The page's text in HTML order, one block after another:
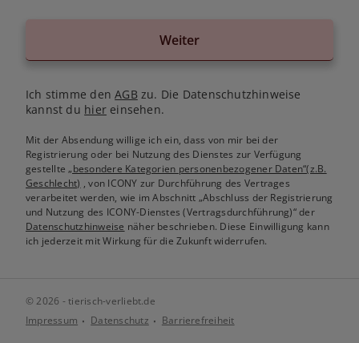
Weiter
Ich stimme denAGB zu. Die Datenschutzhinweise
kannst du hiereinsehen.
Mit der Absendung willige ich ein, dass von mir bei der
Registrierung oder bei Nutzung des Dienstes zur Verfügung
gestellte„besondere Kategorien personenbezogener Daten“(z.B.
Geschlecht) , von ICONY zur Durchführung des Vertrages
verarbeitet werden, wie im Abschnitt „Abschluss der Registrierung
und Nutzung des ICONY-Dienstes (Vertragsdurchführung)“ der
Datenschutzhinweise näher beschrieben. Diese Einwilligung kann
ich jederzeit mit Wirkung für die Zukunft widerrufen.
© 2026 - tierisch-verliebt.de
Impressum
Datenschutz Barrierefreiheit